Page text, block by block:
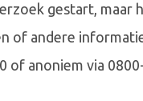
gestart, maar
of andere
of anoniem via